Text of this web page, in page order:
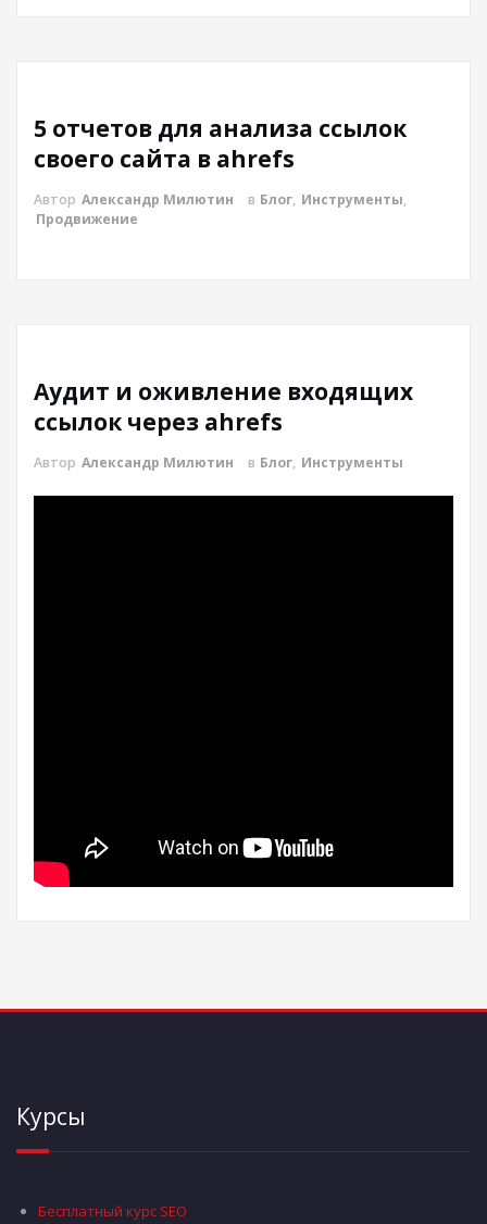
5 отчетов для анализа ссылок
своего сайта в ahrefs
Автор Александр Милютин в Блог, Инструменты,
Продвижение
Аудит и оживление входящих
ссылок через ahrefs
Автор Александр Милютин в Блог, Инструменты
Курсы
Бесплатный курс SEO